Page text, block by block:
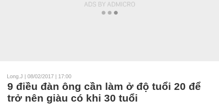
Long.J | 08/02/2017 | 17:00
9 điều đàn ông cần làm ở độ tuổi 20 để
trở nên giàu có khi 30 tuổi